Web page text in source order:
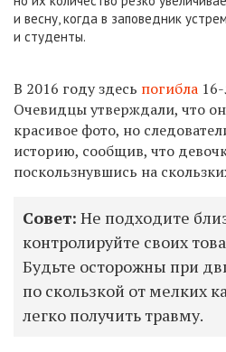
и весну, когда в заповедник
и студенты.
В 2016 году здесь погибла
Очевидцы утверждали, что
красивое фото, но
историю, сообщив, что
поскользнувшись на
Совет: Не подходите
контролируйте своих
Будьте осторожны при
по скользкой от мелких
легко получить травму.